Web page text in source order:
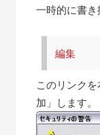
一時的に書き
編集
このリンク
加」します。